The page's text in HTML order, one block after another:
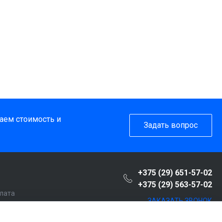
стоимость и
Задать вопрос
+375 (29) 651-57-02
+375 (29) 563-57-02
ЗАКАЗАТЬ ЗВОНОК